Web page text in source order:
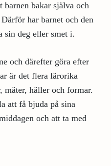
bakar själva och
har barnet och den
sin deg eller smet i.
och därefter göra efter
är det flera lärorika
mäter, häller och formar.
att få bjuda på sina
och att ta med